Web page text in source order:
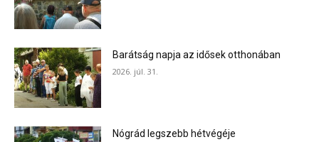
Barátság napja az idősek otthonában
2026. júl. 31.
Nógrád legszebb hétvégéje